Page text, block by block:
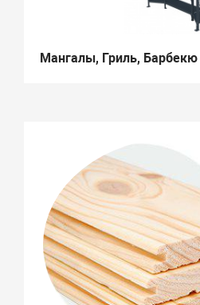
Мангалы, Гриль, Барбекю